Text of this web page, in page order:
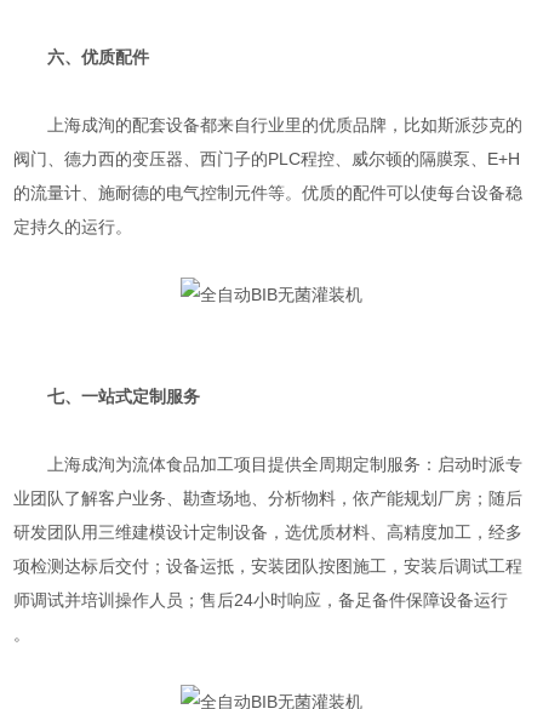
六、优质配件
上海成洵的配套设备都来自行业里的优质品牌，比如斯派莎克的
阀门、德力西的变压器、西门子的PLC程控、威尔顿的隔膜泵、E+H
的流量计、施耐德的电气控制元件等。优质的配件可以使每台设备稳
定持久的运行。
七、一站式定制服务
上海成洵为流体食品加工项目提供全周期定制服务：启动时派专
业团队了解客户业务、勘查场地、分析物料，依产能规划厂房；随后
研发团队用三维建模设计定制设备，选优质材料、高精度加工，经多
项检测达标后交付；设备运抵，安装团队按图施工，安装后调试工程
师调试并培训操作人员；售后24小时响应，备足备件保障设备运行
。